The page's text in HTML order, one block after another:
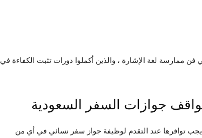
فن ممارسة لغة الإشارة ، والذين أكملوا دورات تثبت الكفاءة في
جوازات السفر السعودية
توافرها عند التقدم لوظيفة جواز سفر نسائي في أي من